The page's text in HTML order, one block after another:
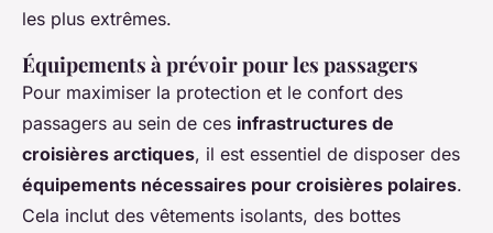
les plus extrêmes.
Équipements à prévoir pour les passagers
Pour maximiser la protection et le confort des
passagers au sein de ces infrastructures de
croisières arctiques, il est essentiel de disposer des
équipements nécessaires pour croisières polaires.
Cela inclut des vêtements isolants, des bottes